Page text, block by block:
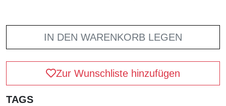
IN DEN WARENKORB LEGEN
Zur Wunschliste hinzufügen
TAGS